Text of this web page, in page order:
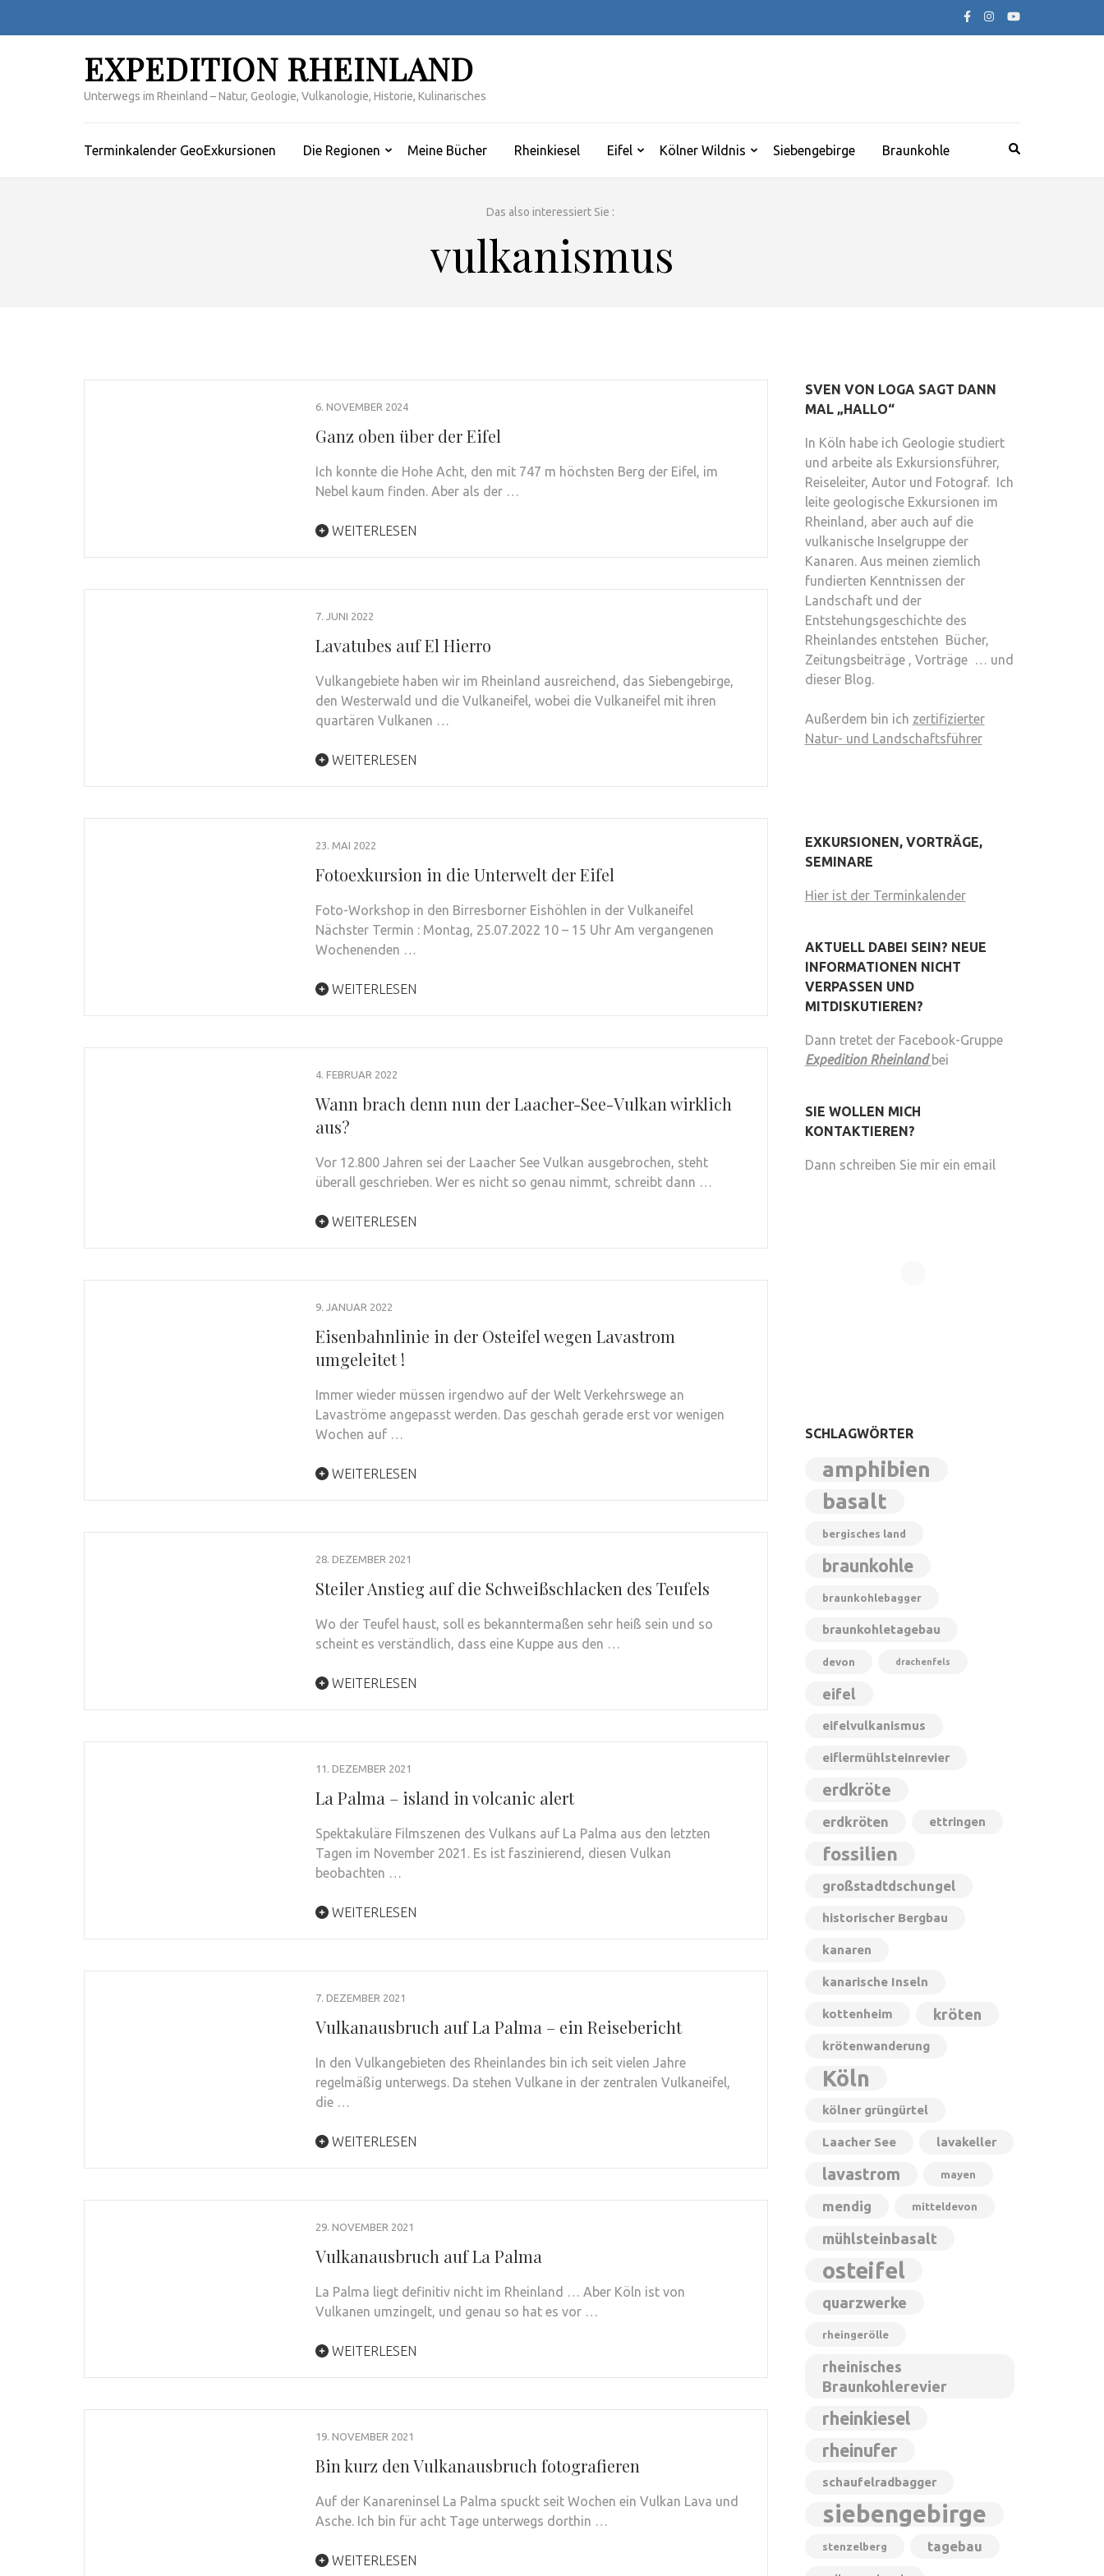
EXPEDITION RHEINLAND
Unterwegs im Rheinland – Natur, Geologie, Vulkanologie, Historie, Kulinarisches
Terminkalender GeoExkursionen Die Regionen Meine Bücher Rheinkiesel Eifel Kölner Wildnis Siebengebirge Braunkohle
Das also interessiert Sie :
vulkanismus
6. NOVEMBER 2024
Ganz oben über der Eifel
Ich konnte die Hohe Acht, den mit 747 m höchsten Berg der Eifel, im
Nebel kaum finden. Aber als der …
WEITERLESEN
7. JUNI 2022
Lavatubes auf El Hierro
Vulkangebiete haben wir im Rheinland ausreichend, das Siebengebirge,
den Westerwald und die Vulkaneifel, wobei die Vulkaneifel mit ihren
quartären Vulkanen …
WEITERLESEN
23. MAI 2022
Fotoexkursion in die Unterwelt der Eifel
Foto-Workshop in den Birresborner Eishöhlen in der Vulkaneifel
Nächster Termin : Montag, 25.07.2022 10 – 15 Uhr Am vergangenen
Wochenenden …
WEITERLESEN
4. FEBRUAR 2022
Wann brach denn nun der Laacher-See-Vulkan wirklich
aus?
Vor 12.800 Jahren sei der Laacher See Vulkan ausgebrochen, steht
überall geschrieben. Wer es nicht so genau nimmt, schreibt dann …
WEITERLESEN
9. JANUAR 2022
Eisenbahnlinie in der Osteifel wegen Lavastrom
umgeleitet !
Immer wieder müssen irgendwo auf der Welt Verkehrswege an
Lavaströme angepasst werden. Das geschah gerade erst vor wenigen
Wochen auf …
WEITERLESEN
28. DEZEMBER 2021
Steiler Anstieg auf die Schweißschlacken des Teufels
Wo der Teufel haust, soll es bekanntermaßen sehr heiß sein und so
scheint es verständlich, dass eine Kuppe aus den …
WEITERLESEN
11. DEZEMBER 2021
La Palma – island in volcanic alert
Spektakuläre Filmszenen des Vulkans auf La Palma aus den letzten
Tagen im November 2021. Es ist faszinierend, diesen Vulkan
beobachten …
WEITERLESEN
7. DEZEMBER 2021
Vulkanausbruch auf La Palma – ein Reisebericht
In den Vulkangebieten des Rheinlandes bin ich seit vielen Jahre
regelmäßig unterwegs. Da stehen Vulkane in der zentralen Vulkaneifel,
die …
WEITERLESEN
29. NOVEMBER 2021
Vulkanausbruch auf La Palma
La Palma liegt definitiv nicht im Rheinland … Aber Köln ist von
Vulkanen umzingelt, und genau so hat es vor …
WEITERLESEN
19. NOVEMBER 2021
Bin kurz den Vulkanausbruch fotografieren
Auf der Kanareninsel La Palma spuckt seit Wochen ein Vulkan Lava und
Asche. Ich bin für acht Tage unterwegs dorthin …
WEITERLESEN
SVEN VON LOGA SAGT DANN
MAL „HALLO“
In Köln habe ich Geologie studiert
und arbeite als Exkursionsführer,
Reiseleiter, Autor und Fotograf. Ich
leite geologische Exkursionen im
Rheinland, aber auch auf die
vulkanische Inselgruppe der
Kanaren. Aus meinen ziemlich
fundierten Kenntnissen der
Landschaft und der
Entstehungsgeschichte des
Rheinlandes entstehen Bücher,
Zeitungsbeiträge , Vorträge … und
dieser Blog.
Außerdem bin ich zertifizierter
Natur- und Landschaftsführer
EXKURSIONEN, VORTRÄGE,
SEMINARE
Hier ist der Terminkalender
AKTUELL DABEI SEIN? NEUE
INFORMATIONEN NICHT
VERPASSEN UND
MITDISKUTIEREN?
Dann tretet der Facebook-Gruppe
Expedition Rheinland bei
SIE WOLLEN MICH
KONTAKTIEREN?
Dann schreiben Sie mir ein email
SCHLAGWÖRTER
amphibien
basalt
bergisches land
braunkohle
braunkohlebagger
braunkohletagebau
devon drachenfels
eifel
eifelvulkanismus
eiflermühlsteinrevier
erdkröte
erdkröten ettringen
fossilien
großstadtdschungel
historischer Bergbau
kanaren
kanarische Inseln
kottenheim kröten
krötenwanderung
Köln
kölner grüngürtel
Laacher See lavakeller
lavastrom mayen
mendig mitteldevon
mühlsteinbasalt
osteifel
quarzwerke
rheingerölle
rheinisches
Braunkohlerevier
rheinkiesel
rheinufer
schaufelradbagger
siebengebirge
stenzelberg tagebau